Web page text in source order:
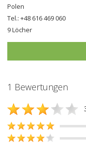
Polen
Tel.: +48 616 469 060
9 Löcher
1 Bewertungen